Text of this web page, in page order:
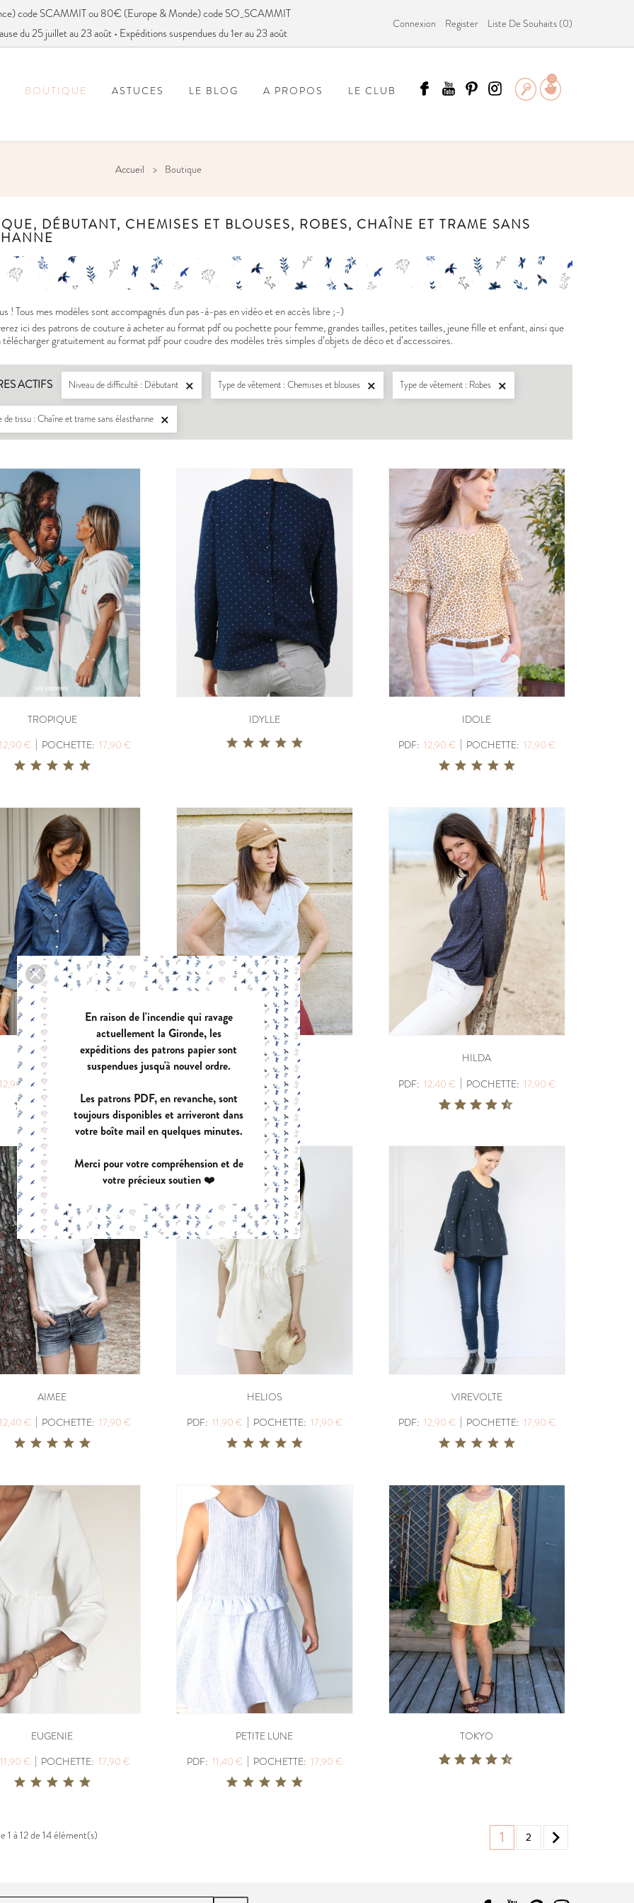
code SCAMMIT ou 80€ (Europe & Monde) code SO_SCAMMIT
du 25 juillet au 23 août • Expéditions suspendues du 1er au 23 août
Connexion Register Liste De Souhaits (0)
0
BOUTIQUE ASTUCES LE BLOG A PROPOS LE CLUB
Accueil Boutique
PDF:12,90 €
POCHETTE:17,90 €
EUGENIE
PDF:11,90 €
POCHETTE:
VIREVOLTE
PDF:12,90 €
POCHETTE:17,90 €
PDF:11,40 €
POCHETTE:
PANIER A DOUDOUS
PDF:GRATUIT
AZUR
PDF:12,90 €
POCHETTE:17,90 €
PDF:12,90 €
POCHETTE:17,90 €
ICONE
PDF:
12,90 €
POCHETTE:17,90 €
ABSOLU
PDF:12,90 €
POCHETTE:
DÉBUTANT, CHEMISES ET BLOUSES, ROBES, CHAÎNE ET TRAME SANS
! Tous mes modèles sont accompagnés d'un pas-à-pas en vidéo et en accès libre ;-)
ici des patrons de couture à acheter au format pdf ou pochette pour femme, grandes tailles, petites tailles, jeune fille et enfant, ainsi que
gratuitement au format pdf pour coudre des modèles très simples d’objets de déco et d’accessoires.
ACTIFS Niveau de difficulté : Débutant  Type de vêtement : Chemises et blouses  Type de vêtement : Robes 
de tissu : Chaîne et trame sans élasthanne 
TROPIQUE
€| POCHETTE: 17,90 €
IDYLLE
IDOLE
PDF: 12,90 €| POCHETTE: 17,90 €
DIAPASON
€|POCHETTE:
DECLIC
GRATUIT
HILDA
PDF: 12,40 €| POCHETTE: 17,90 €
AIMEE
€| POCHETTE: 17,90 €
HELIOS
PDF: 11,90 €| POCHETTE: 17,90 €
VIREVOLTE
PDF: 12,90 €| POCHETTE: 17,90 €
EUGENIE
11,90 €| POCHETTE: 17,90 €
PETITE LUNE
PDF: 11,40 €| POCHETTE: 17,90 €
TOKYO
1 à 12 de 14 élément(s) 1 2 
En raison de l'incendie qui ravage
actuellement la Gironde, les
expéditions des patrons papier sont
suspendues jusqu'à nouvel ordre.
Les patrons PDF, en revanche, sont
toujours disponibles et arriveront dans
votre boîte mail en quelques minutes.
Merci pour votre compréhension et de
votre précieux soutien ❤️